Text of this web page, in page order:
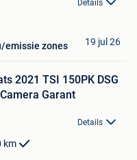
Details
emissie zones
19 jul 26
2021 TSI 150PK DSG
Garant
Details
km